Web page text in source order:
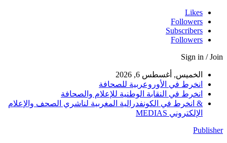
Likes
Followers
Subscribers
Followers
Sign in / Join
الخميس, أغسطس 6, 2026
انخرط في الأوروعربية للصحافة
انخرط في النقابة الوطنية للإعلام والصحافة
& انخرط في الكونفدرالية المغربية لناشري الصحف والإعلام
الإلكتروني MEDIAS
Publisher